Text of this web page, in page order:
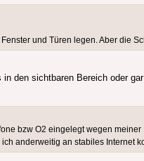
und Türen legen. Aber die
den sichtbaren Bereich oder
bzw O2 eingelegt wegen
anderweitig an stabiles Internet